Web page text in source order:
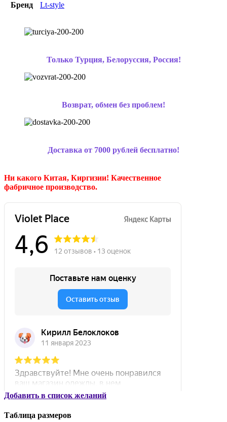
Бренд Lt-style
Только Турция, Белоруссия, Россия!
Возврат, обмен без проблем!
Доставка от 7000 рублей бесплатно!
Ни какого Китая, Киргизии! Качественное
фабричное производство.
Добавить в список желаний
Таблица размеров